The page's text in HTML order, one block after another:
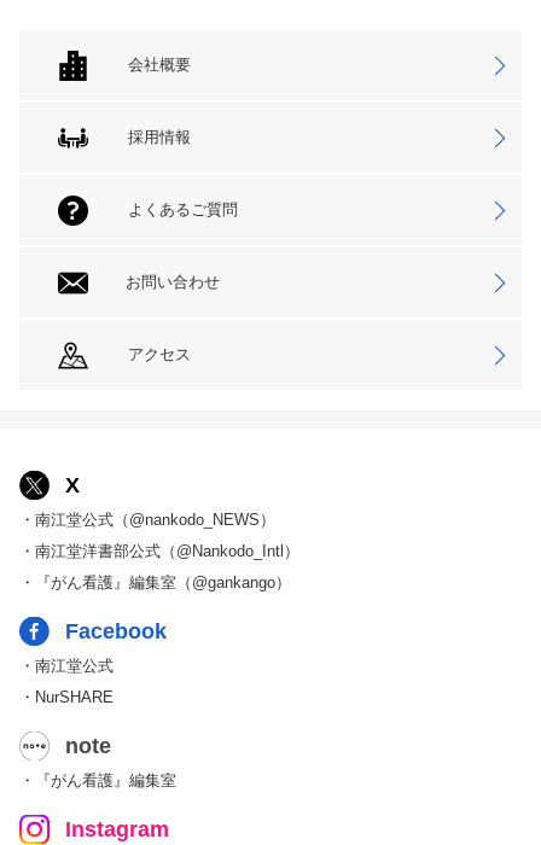
会社概要
採用情報
よくあるご質問
お問い合わせ
アクセス
X
・南江堂公式（@nankodo_NEWS）
・南江堂洋書部公式（@Nankodo_Intl）
・『がん看護』編集室（@gankango）
Facebook
・南江堂公式
・NurSHARE
note
・『がん看護』編集室
Instagram